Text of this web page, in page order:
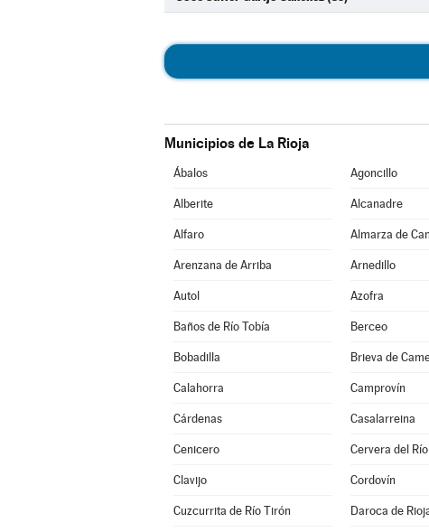
Municipios de La Rioja
Ábalos Agoncillo
Alberite Alcanadre
Alfaro Almarza de
Arenzana de Arriba Arnedillo
Autol Azofra
Baños de Río Tobía Berceo
Bobadilla Brieva de
Calahorra Camprovín
Cárdenas Casalarreina
Cenicero Cervera del
Clavijo Cordovín
Cuzcurrita de Río Tirón Daroca de